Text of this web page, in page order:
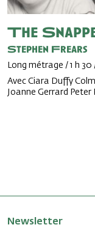
The
Stephen Frears
Long métrage / 1 h
Avec Ciara Duffy
Joanne Gerrard
Newsletter